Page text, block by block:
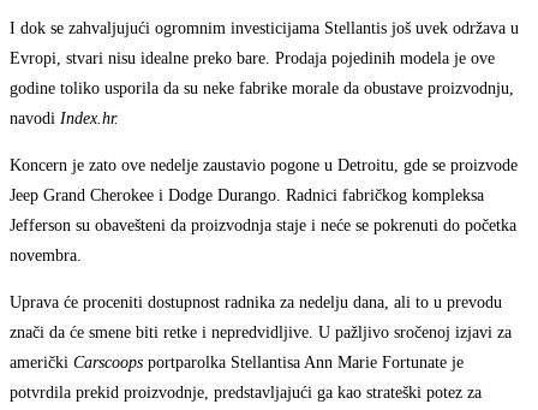
I dok se zahvaljujući ogromnim investicijama Stellantis još uvek održava u
Evropi, stvari nisu idealne preko bare. Prodaja pojedinih modela je ove
godine toliko usporila da su neke fabrike morale da obustave proizvodnju,
navodi Index.hr.
Koncern je zato ove nedelje zaustavio pogone u Detroitu, gde se proizvode
Jeep Grand Cherokee i Dodge Durango. Radnici fabričkog kompleksa
Jefferson su obavešteni da proizvodnja staje i neće se pokrenuti do početka
novembra.
Uprava će proceniti dostupnost radnika za nedelju dana, ali to u prevodu
znači da će smene biti retke i nepredvidljive. U pažljivo sročenoj izjavi za
američki Carscoops portparolka Stellantisa Ann Marie Fortunate je
potvrdila prekid proizvodnje, predstavljajući ga kao strateški potez za